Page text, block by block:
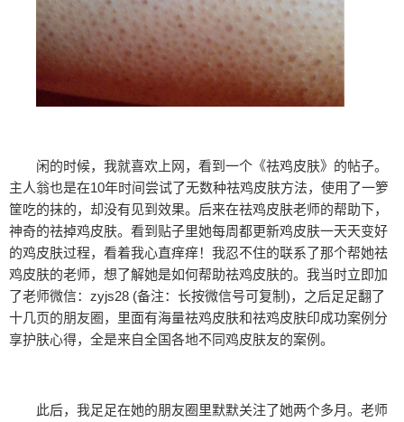
闲的时候，我就喜欢上网，看到一个《祛鸡皮肤》的帖子。
主人翁也是在10年时间尝试了无数种祛鸡皮肤方法，使用了一箩
筐吃的抹的，却没有见到效果。后来在祛鸡皮肤老师的帮助下，
神奇的祛掉鸡皮肤。看到贴子里她每周都更新鸡皮肤一天天变好
的鸡皮肤过程，看着我心直痒痒！我忍不住的联系了那个帮她祛
鸡皮肤的老师，想了解她是如何帮助祛鸡皮肤的。我当时立即加
了老师微信：zyjs28 (备注：长按微信号可复制)，之后足足翻了
十几页的朋友圈，里面有海量祛鸡皮肤和祛鸡皮肤印成功案例分
享护肤心得，全是来自全国各地不同鸡皮肤友的案例。
此后，我足足在她的朋友圈里默默关注了她两个多月。老师